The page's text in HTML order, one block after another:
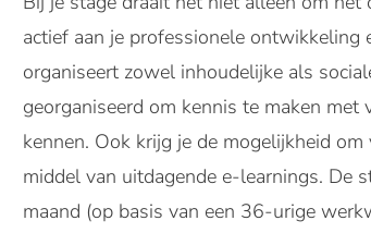
actief aan je professionele
organiseert zowel inhoudelijke als
georganiseerd om kennis te maken
kennen. Ook krijg je de mogelijkheid
middel van uitdagende e-learnings. De
maand (op basis van een 36-urige